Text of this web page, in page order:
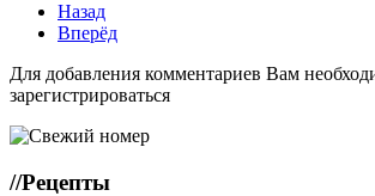
Назад
Вперёд
Для добавления комментариев Вам
зарегистрироваться
//Рецепты